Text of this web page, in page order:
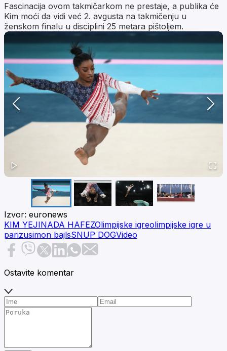
Fascinacija ovom takmičarkom ne prestaje, a publika će
Kim moći da vidi već 2. avgusta na takmičenju u
ženskom finalu u disciplini 25 metara pištoljem.
Izvor: euronews
KIM YEJINADA HAFEZOlimpijske igreolimpijske igre u
parizusimon bajlsSNUP DOGVideo
Ostavite komentar